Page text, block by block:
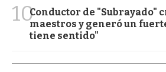
10Conductor de "Subrayado"
maestros y generó un
tiene sentido"